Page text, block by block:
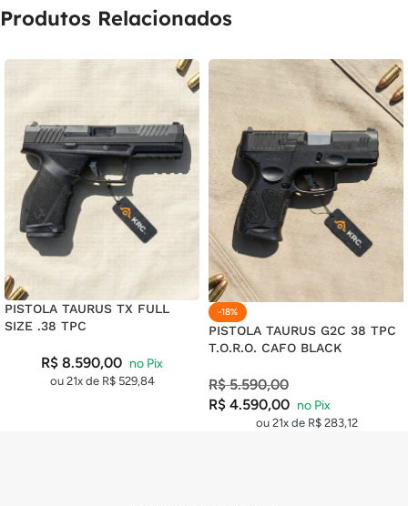
Produtos Relacionados
PISTOLA TAURUS TX FULL
SIZE .38 TPC
R$ 8.590,00
ou 21x de R$ 529,84
-18%
PISTOLA TAURUS G2C 38 TPC
T.O.R.O. CAFO BLACK
R$5.590,00
R$ 4.590,00
ou 21x de R$283,12